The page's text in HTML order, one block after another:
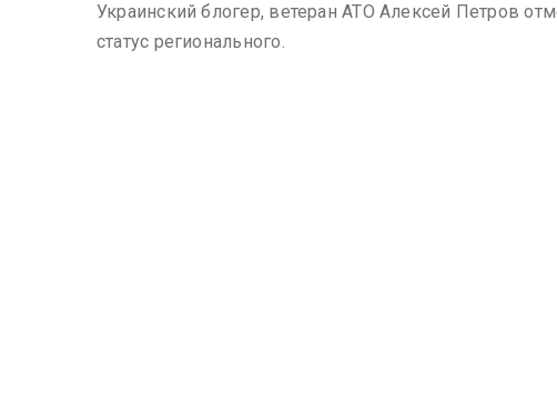
Украинский блогер, ветеран АТО Алексей Петров
статус регионального.